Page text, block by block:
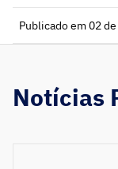
Publicado em 02
Notícias